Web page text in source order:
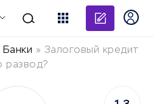
Банки » Залоговый кредит
развод?